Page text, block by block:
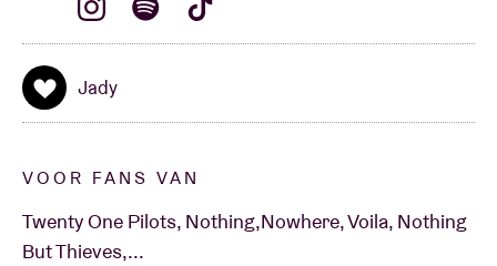
Jady
VOOR FANS VAN
Twenty One Pilots, Nothing,Nowhere, Voila, Nothing
But Thieves,...